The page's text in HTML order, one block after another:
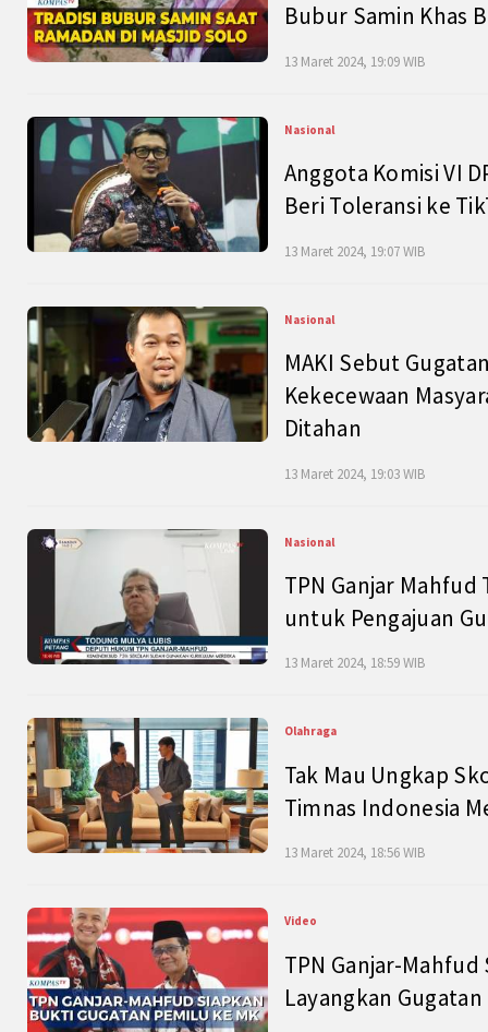
Bubur Samin Khas
13 Maret 2024, 19:09 WIB
Nasional
Anggota Komisi VI
Beri Toleransi ke
13 Maret 2024, 19:07 WIB
Nasional
MAKI Sebut
Kekecewaan
Ditahan
13 Maret 2024, 19:03 WIB
Nasional
TPN Ganjar
untuk Pengajuan
13 Maret 2024, 18:59 WIB
Olahraga
Tak Mau Ungkap
Timnas Indonesia
13 Maret 2024, 18:56 WIB
Video
TPN Ganjar-
Layangkan